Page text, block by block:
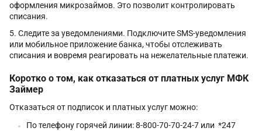
оформления микрозаймов. Это позволит контролировать
списания.
Следите за уведомлениями. Подключите SMS-уведомления
или мобильное приложение банка, чтобы отслеживать
списания и вовремя реагировать на нежелательные платежи.
Коротко о том, как отказаться от платных услуг МФК
Займер
Отказаться от подписок и платных услуг можно:
По телефону горячей линии: 8-800-70-70-24-7 или *247